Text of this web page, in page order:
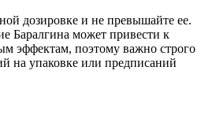
дозировке и не превышайте ее.
Баралгина может привести к
эффектам, поэтому важно строго
на упаковке или предписаний